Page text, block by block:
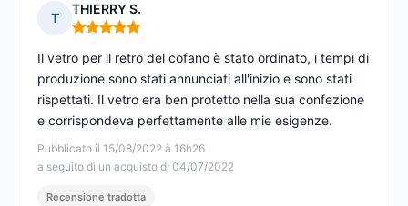
T
THIERRY S.
Nota: 5 su 5
Pubblicato il 15/08/2022 à 16h26
a seguito di un acquisto di 04/07/2022
Il vetro per il retro del cofano è stato ordinato, i tempi di
produzione sono stati annunciati all'inizio e sono stati
rispettati. Il vetro era ben protetto nella sua confezione
e corrispondeva perfettamente alle mie esigenze.
Recensione tradotta